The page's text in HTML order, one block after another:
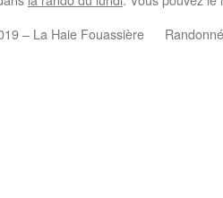
– La Haie Fouassière